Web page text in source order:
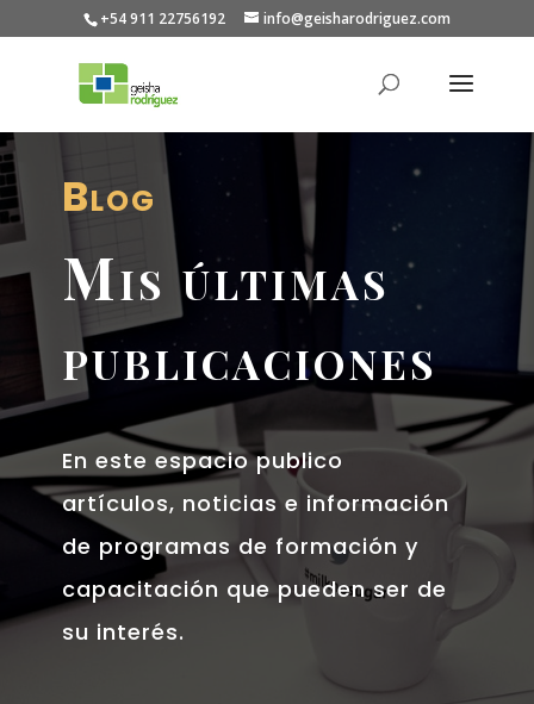
+54 911 22756192 info@geisharodriguez.com
Blog
Mis últimas
publicaciones
En este espacio publico
artículos, noticias e información
de programas de formación y
capacitación que pueden ser de
su interés.